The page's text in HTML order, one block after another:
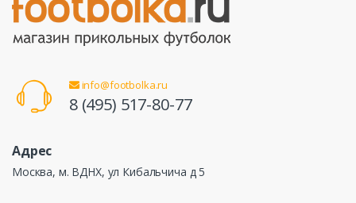
info@footbolka.ru
8 (495) 517-80-77
Адрес
Москва, м. ВДНХ, ул Кибальчича д 5